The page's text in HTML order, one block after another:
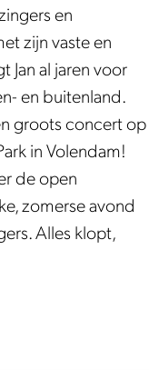
en
zijn vaste en
Jan al jaren voor
en buitenland.
groots concert op
in Volendam!
de open
zomerse avond
Alles klopt,